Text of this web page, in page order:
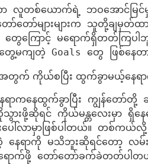
လူတစ်ယောက်ရဲ့ ဘဝအောင်မြ
ာ်တော်များများက သူတို့ချမှ
ကြောင့် မရောက်ရှိတတ်ကြပါဘူ
ကျတဲ့ Goals တွေ ဖြစ်နေတာ
အတွက် ကိုယ်စပြီး ထွက်ခွာမယ့်နေရ
ကနေထွက်ခွာပြီး ကျွန်တော်တို့
ားဖို့ဆိုရင် ကိုယ်မန္တလေးမှာ ရှိနေ
ပေါ်လာမှာဖြစ်ပါတယ်။ တစ်ကယ်
ရာကို မသိဘူးဆိုရင်တော့ လမ်းကြ
ောက်ဖို့ တော်တော်ခက်ခဲတတ်ပါတ